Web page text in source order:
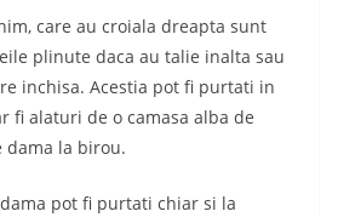
care au croiala dreapta sunt
plinute daca au talie inalta sau
inchisa. Acestia pot fi purtati in
fi alaturi de o camasa alba de
dama la birou.
pot fi purtati chiar si la